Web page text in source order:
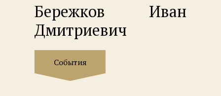
Бережков Иван
Дмитриевич
События